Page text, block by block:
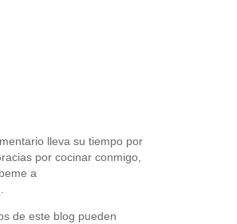
lleva su tiempo por
por cocinar conmigo,
a
de este blog pueden